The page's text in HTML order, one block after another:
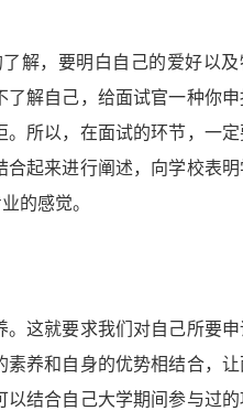
解，要明白自己的爱好以及
解自己，给面试官一种你申
所以，在面试的环节，一
起来进行阐述，向学校表
的感觉。
这就要求我们对自己所要
养和自身的优势相结合，
结合自己大学期间参与过